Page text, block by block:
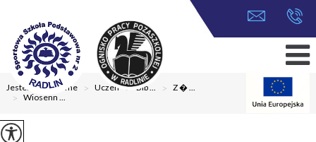
Jesteś tutaj:Home > Uczeń > Bib ... > Z � ...
> Wiosenn ...